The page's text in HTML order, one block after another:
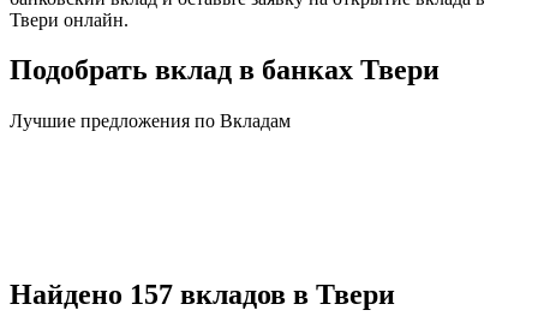
Твери онлайн.
Подобрать вклад в банках Твери
Лучшие предложения по Вкладам
Найдено 157 вкладов в Твери